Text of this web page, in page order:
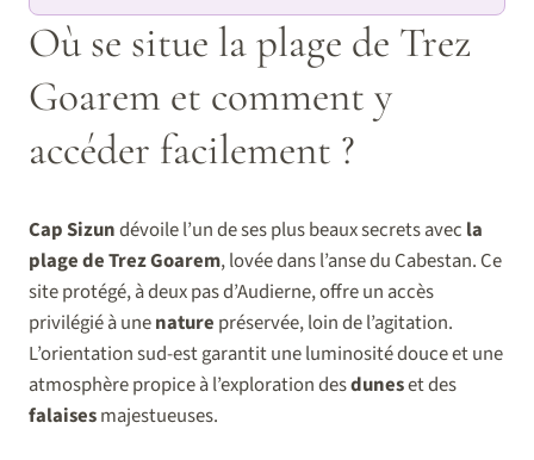
Où se situe la plage de Trez
Goarem et comment y
accéder facilement ?
Cap Sizundévoile l’un de ses plus beaux secrets avec la
plage de Trez Goarem, lovée dans l’anse du Cabestan. Ce
site protégé, à deux pas d’Audierne, offre un accès
privilégié à unenature préservée, loin de l’agitation.
L’orientation sud-est garantit une luminosité douce et une
atmosphère propice à l’exploration desduneset des
falaisesmajestueuses.